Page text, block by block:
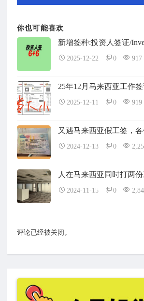
你也可能喜欢
新增签种:投资人签证/
2025-12-22 0 917
25年12月马来西亚工作
2025-12-11 0 919
又遇马来西亚假工签，
2024-12-13 0
人在马来西亚同时打两
2024-11-15 0
评论已经被关闭。